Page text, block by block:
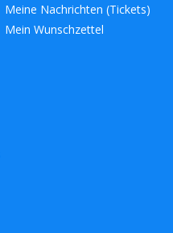
Meine Nachrichten (Tickets)
Mein Wunschzettel